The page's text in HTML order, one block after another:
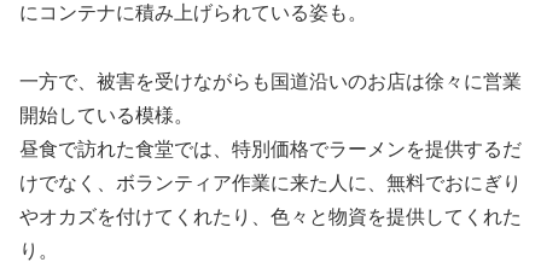
にコンテナに積み上げられている姿も。
一方で、被害を受けながらも国道沿いのお店は徐々に営業
開始している模様。
昼食で訪れた食堂では、特別価格でラーメンを提供するだ
けでなく、ボランティア作業に来た人に、無料でおにぎり
やオカズを付けてくれたり、色々と物資を提供してくれた
り。